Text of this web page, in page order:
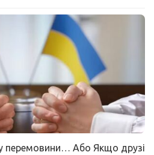
перемовини… Або Якщо друзі